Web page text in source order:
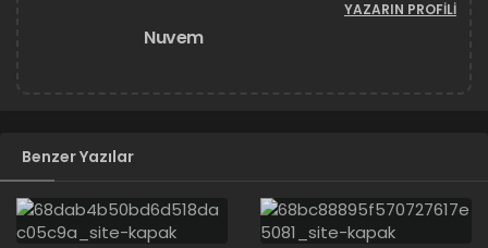
Nuvem
YAZARIN PROFILI
Benzer Yazılar